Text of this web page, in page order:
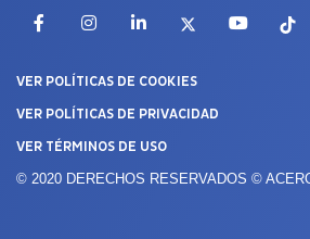
FacebookInstagramLinkedIn YouTube
VER POLÍTICAS DE COOKIES
VER POLÍTICAS DE PRIVACIDAD
VER TÉRMINOS DE USO
© 2020 DERECHOS RESERVADOS ©